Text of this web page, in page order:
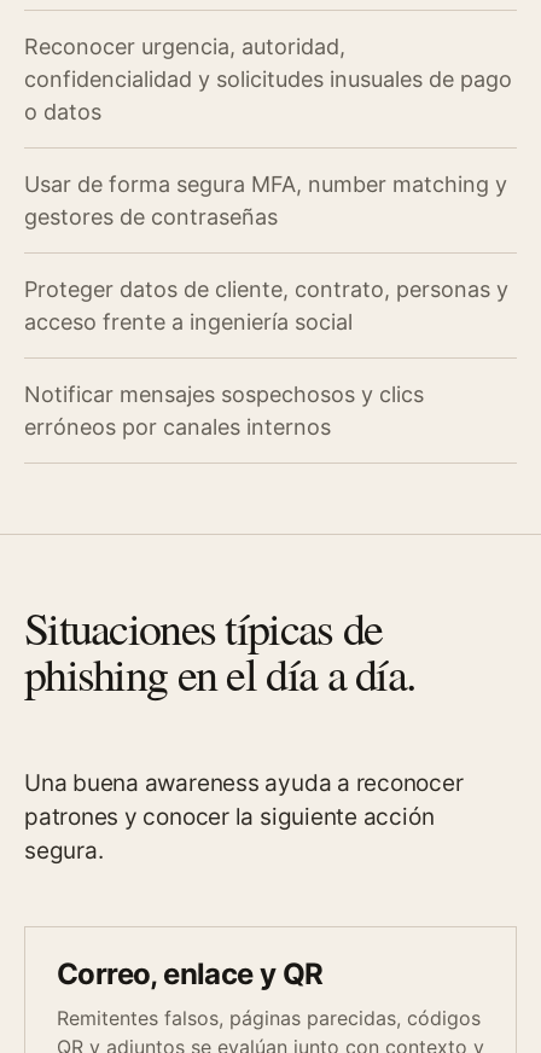
Reconocer urgencia, autoridad,
confidencialidad y solicitudes inusuales de pago
o datos
Usar de forma segura MFA, number matching y
gestores de contraseñas
Proteger datos de cliente, contrato, personas y
acceso frente a ingeniería social
Notificar mensajes sospechosos y clics
erróneos por canales internos
Situaciones típicas de
phishing en el día a día.
Una buena awareness ayuda a reconocer
patrones y conocer la siguiente acción
segura.
Correo, enlace y QR
Remitentes falsos, páginas parecidas, códigos
QR y adjuntos se evalúan junto con contexto y